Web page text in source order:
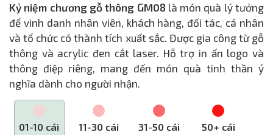
Kỷ niệm chương gỗ thông GM08 là món quà lý tưởng
để vinh danh nhân viên, khách hàng, đối tác, cá nhân
và tổ chức có thành tích xuất sắc. Được gia công từ gỗ
thông và acrylic đen cắt laser. Hỗ trợ in ấn logo và
thông điệp riêng, mang đến món quà tinh thần ý
nghĩa dành cho người nhận.
01-10 cái 11-30 cái 31-50 cái 50+ cái